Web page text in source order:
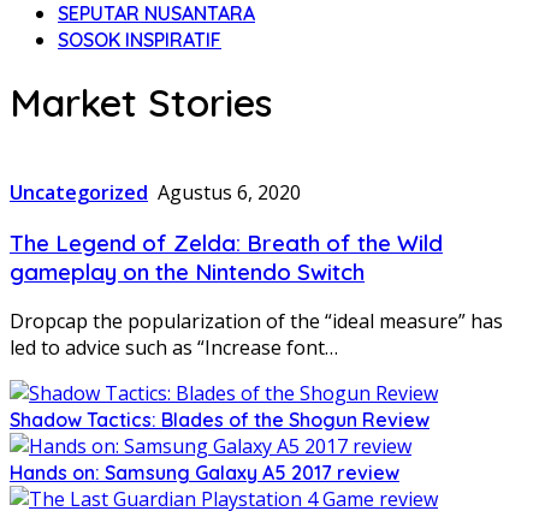
SEPUTAR NUSANTARA
SOSOK INSPIRATIF
Market Stories
Uncategorized Agustus 6, 2020
The Legend of Zelda: Breath of the Wild
gameplay on the Nintendo Switch
Dropcap the popularization of the “ideal measure” has
led to advice such as “Increase font…
Shadow Tactics: Blades of the Shogun Review
Hands on: Samsung Galaxy A5 2017 review